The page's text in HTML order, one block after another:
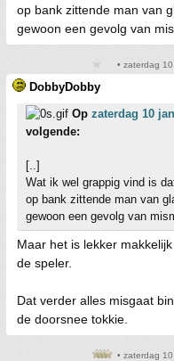
op bank zittende man van
gewoon een gevolg van
• zaterdag
DobbyDobby
Op zaterdag 10
volgende:
[..]
Wat ik wel grappig vind is
op bank zittende man van
gewoon een gevolg van
Maar het is lekker
de speler.
Dat verder alles misgaat
de doorsnee tokkie.
• zaterdag